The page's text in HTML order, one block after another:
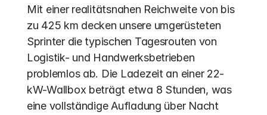
Mit einer realitätsnahen Reichweite von bis
zu 425 km decken unsere umgerüsteten
Sprinter die typischen Tagesrouten von
Logistik- und Handwerksbetrieben
problemlos ab. Die Ladezeit an einer 22-
kW-Wallbox beträgt etwa 8 Stunden, was
eine vollständige Aufladung über Nacht